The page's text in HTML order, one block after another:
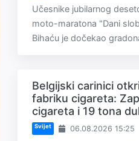
Učesnike jubilarnog
moto-maratona "Dani
Bihaću je dočekao
Belgijski carinici
fabriku cigareta:
cigareta i 19 tona
Svijet 06.08.2026 15:25